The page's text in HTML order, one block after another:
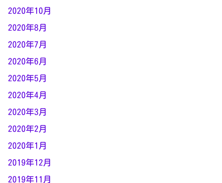
2020年10月
2020年8月
2020年7月
2020年6月
2020年5月
2020年4月
2020年3月
2020年2月
2020年1月
2019年12月
2019年11月